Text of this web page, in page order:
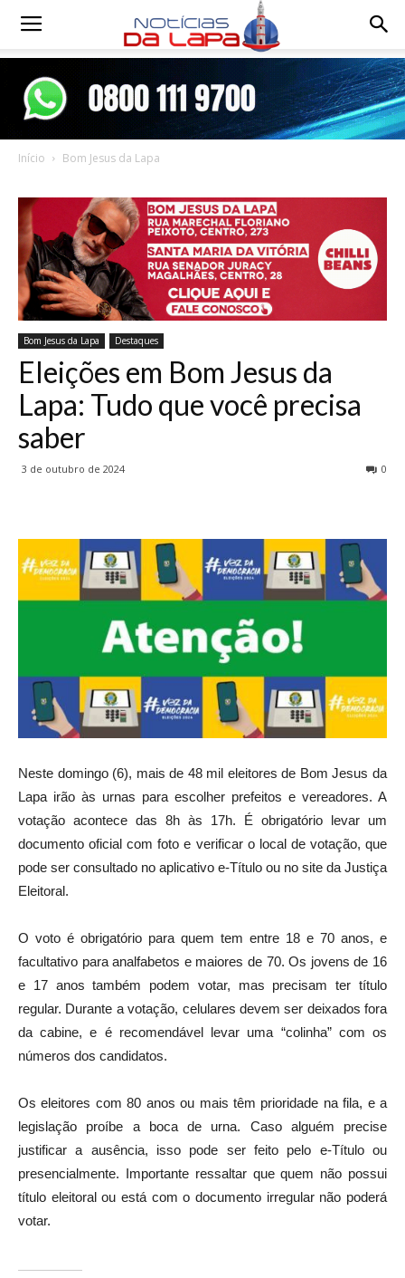
Notícias
Início Bom Jesus da Lapa
Bom Jesus da Lapa Destaques
Eleições em Bom Jesus da
Lapa: Tudo que você precisa
saber
3 de outubro de 2024 0
Neste domingo (6), mais de 48 mil eleitores de Bom Jesus da
Lapa irão às urnas para escolher prefeitos e vereadores. A
votação acontece das 8h às 17h. É obrigatório levar um
documento oficial com foto e verificar o local de votação, que
pode ser consultado no aplicativo e-Título ou no site da Justiça
Eleitoral.
O voto é obrigatório para quem tem entre 18 e 70 anos, e
facultativo para analfabetos e maiores de 70. Os jovens de 16
e 17 anos também podem votar, mas precisam ter título
regular. Durante a votação, celulares devem ser deixados fora
da cabine, e é recomendável levar uma “colinha” com os
números dos candidatos.
Os eleitores com 80 anos ou mais têm prioridade na fila, e a
legislação proíbe a boca de urna. Caso alguém precise
justificar a ausência, isso pode ser feito pelo e-Título ou
presencialmente. Importante ressaltar que quem não possui
título eleitoral ou está com o documento irregular não poderá
votar.